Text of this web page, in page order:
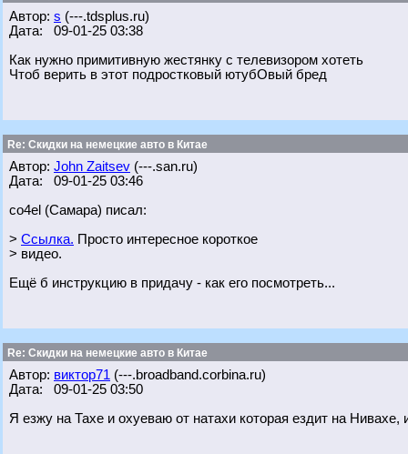
Автор: s (---.tdsplus.ru)
Дата: 09-01-25 03:38
Как нужно примитивную жестянку с телевизором хотеть
Чтоб верить в этот подростковый ютубОвый бред
Re: Скидки на немецкие авто в Китае
Автор: John Zaitsev (---.san.ru)
Дата: 09-01-25 03:46
co4el (Самара) писал:
> Ссылка. Просто интересное короткое
> видео.
Ещё б инструкцию в придачу - как его посмотреть...
Re: Скидки на немецкие авто в Китае
Автор: виктор71 (---.broadband.corbina.ru)
Дата: 09-01-25 03:50
Я езжу на Тахе и охуеваю от натахи которая ездит на Нивахе,